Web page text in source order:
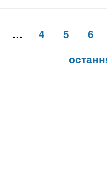
… 4 5 6